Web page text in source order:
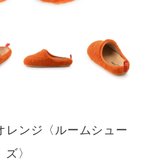
ンジ〈ルームシュー
ズ〉